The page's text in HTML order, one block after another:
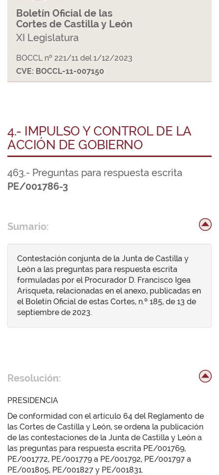
Boletín Oficial de las
Cortes de Castilla y León
XI Legislatura
BOCCL nº 221/11 del 1/12/2023
CVE: BOCCL-11-007150
4.- IMPULSO Y CONTROL DE LA
ACCIÓN DE GOBIERNO
463.- Preguntas para respuesta escrita
PE/001786-3
Sumario:
Contestación conjunta de la Junta de Castilla y
León a las preguntas para respuesta escrita
formuladas por el Procurador D. Francisco Igea
Arisqueta, relacionadas en el anexo, publicadas en
el Boletín Oficial de estas Cortes, n.º 185, de 13 de
septiembre de 2023.
Resolución:
PRESIDENCIA
De conformidad con el artículo 64 del Reglamento de
las Cortes de Castilla y León, se ordena la publicación
de las contestaciones de la Junta de Castilla y León a
las preguntas para respuesta escrita PE/001769,
PE/001772, PE/001779 a PE/001792, PE/001797 a
PE/001805, PE/001827 y PE/001831.